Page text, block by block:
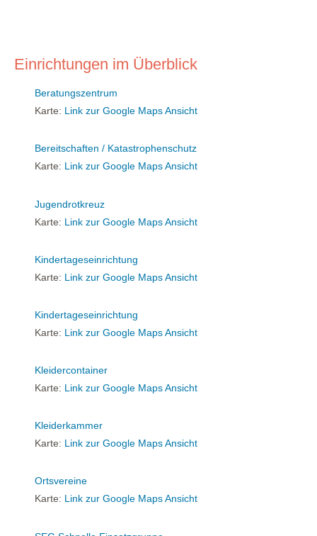
Einrichtungen im Überblick
Beratungszentrum
Karte: Link zur Google Maps Ansicht
Bereitschaften / Katastrophenschutz
Karte: Link zur Google Maps Ansicht
Jugendrotkreuz
Karte: Link zur Google Maps Ansicht
Kindertageseinrichtung
Karte: Link zur Google Maps Ansicht
Kindertageseinrichtung
Karte: Link zur Google Maps Ansicht
Kleidercontainer
Karte: Link zur Google Maps Ansicht
Kleiderkammer
Karte: Link zur Google Maps Ansicht
Ortsvereine
Karte: Link zur Google Maps Ansicht